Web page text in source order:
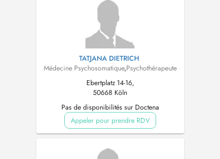
TATJANA DIETRICH
Médecine Psychosomatique,Psychothérapeute
Ebertplatz 14-16,
50668 Köln
Pas de disponibilités sur Doctena
Appeler pour prendre RDV